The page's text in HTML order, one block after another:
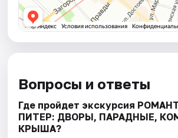
Вопросы и ответы
Где пройдет экскурсия
ПИТЕР: ДВОРЫ, ПАРАДНЫЕ,
КРЫША?